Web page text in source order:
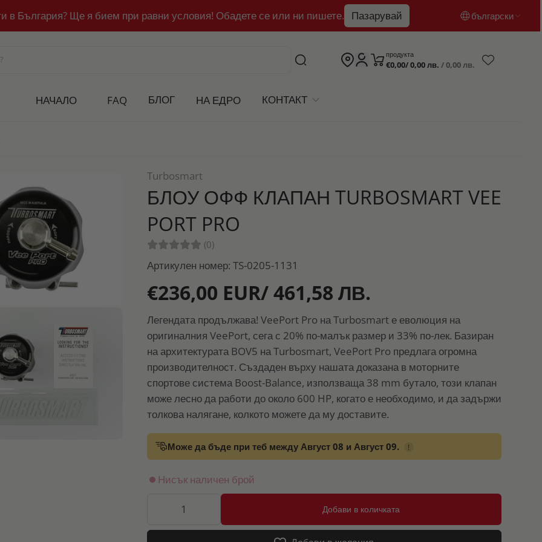
в България? Ще я бием при равни условия! Обадете се или ни пишете. Пазарувай български
English
продукта
€0,00/ 0,00 лв. / 0,00 лв.
НАЧАЛО FAQ БЛОГ НА ЕДРО КОНТАКТ
Turbosmart
БЛОУ ОФФ КЛАПАН TURBOSMART VEE
PORT PRO
(0)
Артикулен номер: TS-0205-1131
€236,00 EUR/ 461,58 ЛВ.
Легендата продължава! VeePort Pro на Turbosmart е еволюция на
оригиналния VeePort, сега с 20% по-малък размер и 33% по-лек. Базиран
на архитектурата BOV5 на Turbosmart, VeePort Pro предлага огромна
производителност. Създаден върху нашата доказана в моторните
спортове система Boost-Balance, използваща 38 mm бутало, този клапан
може лесно да работи до около 600 HP, когато е необходимо, и да задържи
толкова налягане, колкото можете да му доставите.
Може да бъде при теб между Август 08 и Август 09. !
Нисък наличен брой
Добави в количката